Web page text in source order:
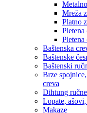
Mreža
Platno
Pletena
Pletena
Baštenska
Baštenske
Baštenski
Brze
creva
Dihtung
Lopate,
Makaze